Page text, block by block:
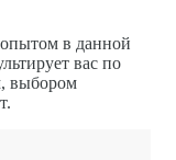
в данной
вас по
выбором